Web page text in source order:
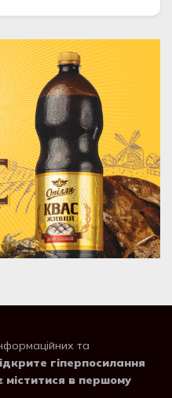
та
гіперпосилання
в першому